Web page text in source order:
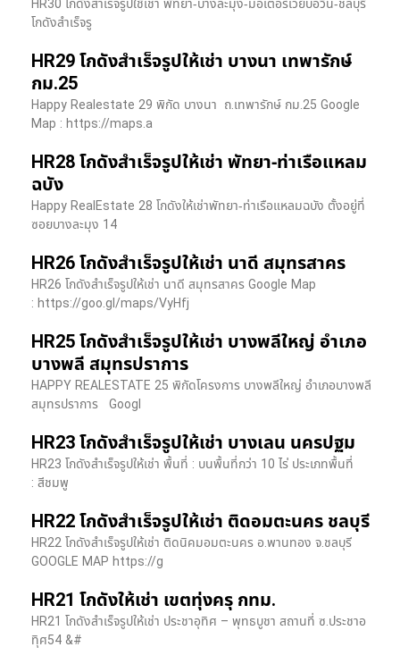
HR30 โกดังสำเร็จรูปใช้เช่า พัทยา-บางละมุง-มอเตอร์เวย์บ่อวิน-ชลบุรี
โกดังสำเร็จรู
HR29 โกดังสำเร็จรูปให้เช่า บางนา เทพารักษ์
กม.25
Happy Realestate 29 พิกัด บางนา​ ถ.เทพารักษ์ กม.25 Google
Map : ​https://maps.a
HR28 โกดังสำเร็จรูปให้เช่า พัทยา-ท่าเรือแหลม
ฉบัง
Happy RealEstate 28 โกดังให้เช่าพัทยา-ท่าเรือแหลมฉบัง ตั้งอยู่ที่
ซอยบางละมุง 14
HR26 โกดังสำเร็จรูปให้เช่า นาดี สมุทรสาคร
HR26 โกดังสำเร็จรูปให้เช่า นาดี สมุทรสาคร Google Map
: https://goo.gl/maps/VyHfj
HR25 โกดังสำเร็จรูปให้เช่า บางพลีใหญ่ อำเภอ
บางพลี สมุทรปราการ
HAPPY REALESTATE 25 พิกัดโครงการ บางพลีใหญ่ อำเภอบางพลี
สมุทรปราการ Googl
HR23 โกดังสำเร็จรูปให้เช่า บางเลน นครปฐม
HR23 โกดังสำเร็จรูปให้เช่า พื้นที่ : บนพื้นที่กว่า 10 ไร่ ประเภทพื้นที่
: สีชมพู
HR22 โกดังสำเร็จรูปให้เช่า ติดอมตะนคร ชลบุรี
HR22 โกดังสำเร็จรูปให้เช่า ติดนิคมอมตะนคร อ.พานทอง จ.ชลบุรี
GOOGLE MAP https://g
HR21 โกดังให้เช่า เขตทุ่งครุ กทม.
HR21 โกดังสำเร็จรูปให้เช่า ประชาอุทิศ – พุทธบูชา สถานที่ ซ.ประชาอ
ทุิศ54 &#